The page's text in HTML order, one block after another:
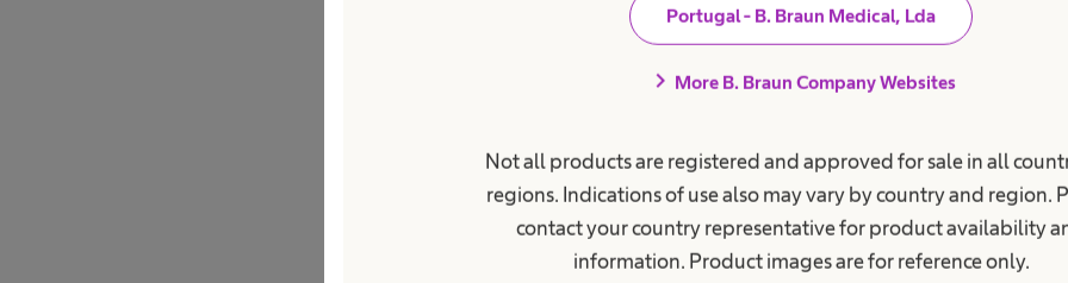
Portugal - B. Braun Medical, Lda
chevron_right More B. Braun Company Websites
Not all products are registered and approved for sale in all
regions. Indications of use also may vary by country and region.
contact your country representative for product availability
information. Product images are for reference only.
8. Obrigação de fornecer dados pessoais
10. Proteção de menores
11. Transmissão de dados através da Internet